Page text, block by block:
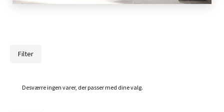
Filter
Desværre ingen varer, der passer med dine valg.